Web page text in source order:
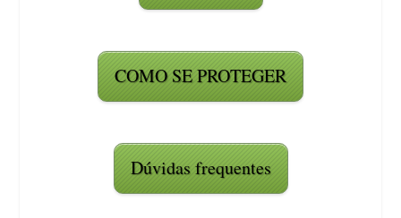
COMO SE PROTEGER
Dúvidas frequentes